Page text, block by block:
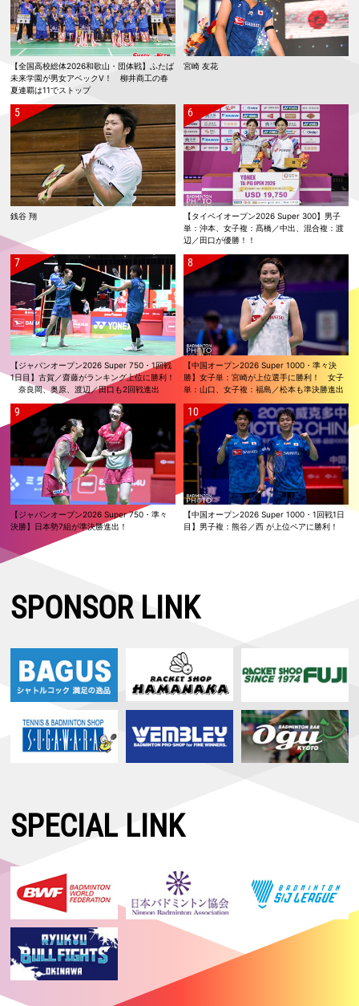
【全国高校総体2026和歌山・団体戦】ふたば
未来学園が男女アベックV！ 柳井商工の春
夏連覇は11でストップ
宮崎 友花
銭谷 翔
【タイペイオープン2026 Super 300】男子
単：沖本、女子複：髙橋／中出、混合複：渡
辺／田口が優勝！！
【ジャパンオープン2026 Super 750・1回戦
1日目】古賀／齋藤がランキング上位に勝利！
奈良岡、奥原、渡辺／田口も2回戦進出
【中国オープン2026 Super 1000・準々決
勝】女子単：宮崎が上位選手に勝利！ 女子
単：山口、女子複：福島／松本も準決勝進出
【ジャパンオープン2026 Super 750・準々
決勝】日本勢7組が準決勝進出！
【中国オープン2026 Super 1000・1回戦1日
目】男子複：熊谷／西 が上位ペアに勝利！
SPONSOR LINK
SPECIAL LINK